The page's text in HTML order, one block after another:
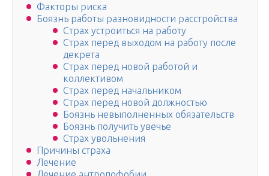
Факторы риска
Боязнь работы разновидности расстройства
Страх устроиться на работу
Страх перед выходом на работу после
декрета
Страх перед новой работой и
коллективом
Страх перед начальником
Страх перед новой должностью
Боязнь невыполненных обязательств
Боязнь получить увечье
Страх увольнения
Причины страха
Лечение